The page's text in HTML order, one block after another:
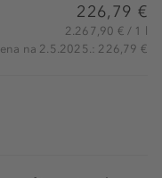
226,79 €
2.267,90 € / 1 l
na 2.5.2025.: 226,79 €